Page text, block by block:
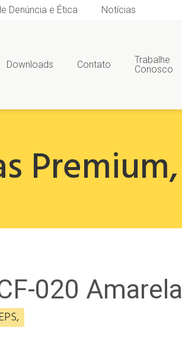
Denúncia e Ética Notícias
Downloads Contato
Trabalhe
Conosco
Premium,
020 Amarela
,